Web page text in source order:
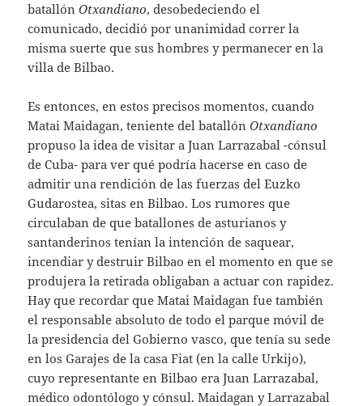
batallónOtxandiano, desobedeciendo el
comunicado, decidió por unanimidad correr la
misma suerte que sus hombres y permanecer en la
villa de Bilbao.
Es entonces, en estos precisos momentos, cuando
Matai Maidagan, teniente del batallónOtxandiano
propuso la idea de visitar a Juan Larrazabal -cónsul
de Cuba- para ver qué podría hacerse en caso de
admitir una rendición de las fuerzas del Euzko
Gudarostea, sitas en Bilbao. Los rumores que
circulaban de que batallones de asturianos y
santanderinos tenían la intención de saquear,
incendiar y destruir Bilbao en el momento en quese
produjera la retirada obligaban a actuar con rapidez.
Hay que recordar que Matai Maidagan fue también
el responsable absoluto de todo el parque móvil de
la presidencia del Gobierno vasco, que tenía su sede
en los Garajes de la casa Fiat (en la calle Urkijo),
cuyo representante en Bilbao era Juan Larrazabal,
médico odontólogo y cónsul. Maidagan y Larrazabal